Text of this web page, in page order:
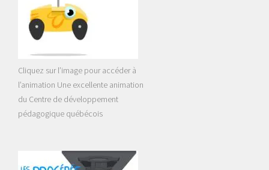
Cliquez sur l’image pour accéder à
l’animation Une excellente animation
du Centre de développement
pédagogique québécois